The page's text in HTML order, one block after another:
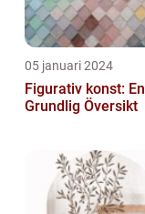
05 januari 2024
Figurativ konst: En
Grundlig Översikt